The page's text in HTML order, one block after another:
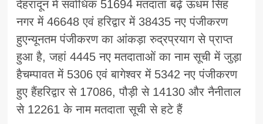
देहरादून में सर्वाधिक 51694 मतदाता बढ़े ऊधम सिंह
नगर में 46648 एवं हरिद्वार में 38435 नए पंजीकरण
हुएन्यूनतम पंजीकरण का आंकड़ा रुद्रप्रयाग से प्राप्त
हुआ है, जहां 4445 नए मतदाताओं का नाम सूची में जुड़ा
हैचम्पावत में 5306 एवं बागेश्वर में 5342 नए पंजीकरण
हुए हैंहरिद्वार से 17086, पौड़ी से 14130 और नैनीताल
से 12261 के नाम मतदाता सूची से हटे हैं